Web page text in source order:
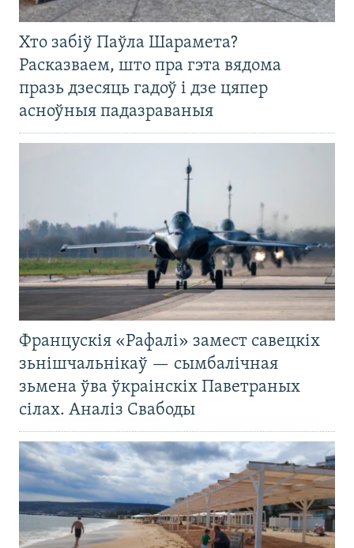
Хто забіў Паўла Шарамета?
Расказваем, што пра гэта вядома
празь дзесяць гадоў і дзе цяпер
асноўныя падазраваныя
Францускія «Рафалі» замест савецкіх
зьнішчальнікаў — сымбалічная
зьмена ўва ўкраінскіх Паветраных
сілах. Аналіз Свабоды